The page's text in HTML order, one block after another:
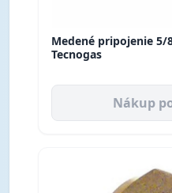
Medené pripojenie 5/
Tecnogas
Nákup